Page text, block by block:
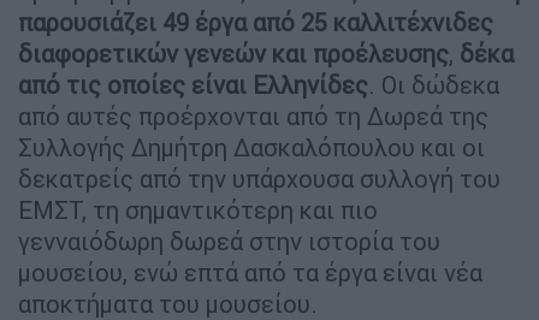
παρουσιάζει 49 έργα από 25 καλλιτέχνιδες
διαφορετικών γενεών και προέλευσης, δέκα
από τις οποίες είναι Ελληνίδες. Οι δώδεκα
από αυτές προέρχονται από τη Δωρεά της
Συλλογής Δημήτρη Δασκαλόπουλου και οι
δεκατρείς από την υπάρχουσα συλλογή του
ΕΜΣΤ, τη σημαντικότερη και πιο
γενναιόδωρη δωρεά στην ιστορία του
μουσείου, ενώ επτά από τα έργα είναι νέα
αποκτήματα του μουσείου.